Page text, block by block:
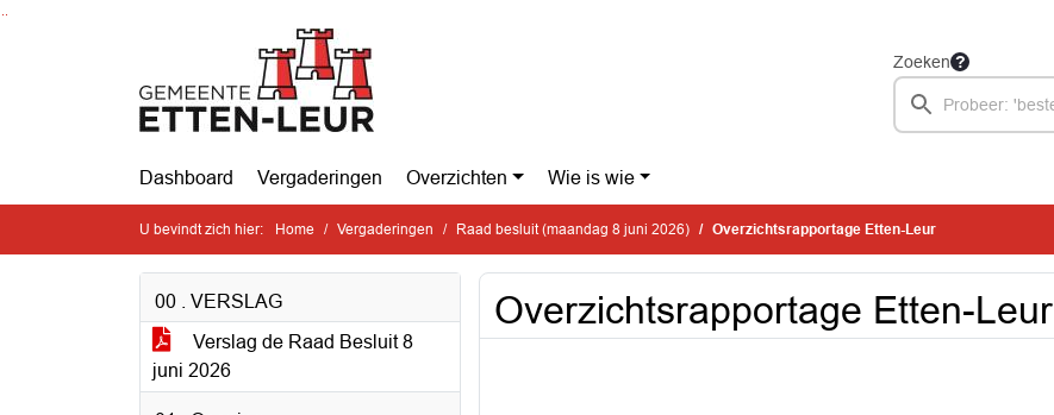
Ga naar de inhoud van deze pagina
Zoeken
Dashboard Vergaderingen Overzichten Wie is wie
U bevindt zich hier: Home Vergaderingen Raad besluit (maandag 8 juni 2026) Overzichtsrapportage Etten-Leur
00 . VERSLAG
Verslag de Raad Besluit 8
juni 2026
Overzichtsrapportage Etten-Leur